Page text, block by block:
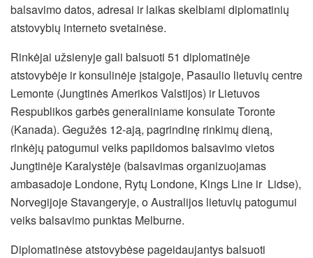
balsavimo datos, adresai ir laikas skelbiami diplomatinių
atstovybių interneto svetainėse.
Rinkėjai užsienyje gali balsuoti 51 diplomatinėje
atstovybėje ir konsulinėje įstaigoje, Pasaulio lietuvių centre
Lemonte (Jungtinės Amerikos Valstijos) ir Lietuvos
Respublikos garbės generaliniame konsulate Toronte
(Kanada). Gegužės 12-ają, pagrindinę rinkimų dieną,
rinkėjų patogumui veiks papildomos balsavimo vietos
Jungtinėje Karalystėje (balsavimas organizuojamas
ambasadoje Londone, Rytų Londone, Kings Line ir Lidse),
Norvegijoje Stavangeryje, o Australijos lietuvių patogumui
veiks balsavimo punktas Melburne.
Diplomatinėse atstovybėse pageidaujantys balsuoti